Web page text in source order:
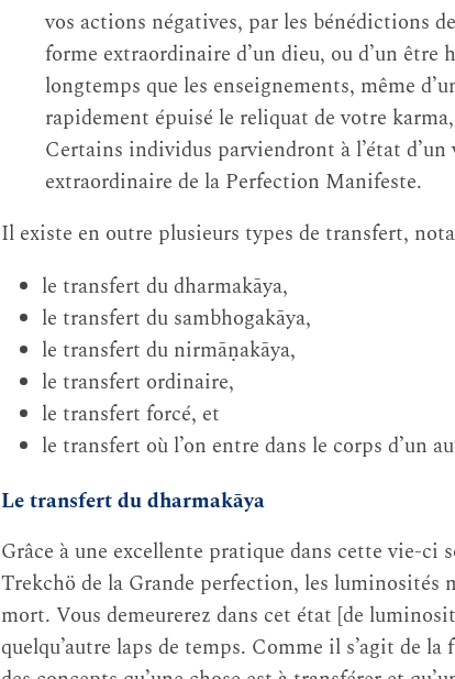
vos actions négatives, par les bénédictions
forme extraordinaire d’un dieu, ou d’un être
longtemps que les enseignements, même
rapidement épuisé le reliquat de votre
Certains individus parviendront à l’état
extraordinaire de la Perfection Manifeste.
Il existe en outre plusieurs types de transfert,
le transfert du dharmakāya,
le transfert du sambhogakāya,
le transfert du nirmāṇakāya,
le transfert ordinaire,
le transfert forcé, et
le transfert où l’on entre dans le corps d’un
Le transfert du dharmakāya
Grâce à une excellente pratique dans cette vie-
Trekchö de la Grande perfection, les
mort. Vous demeurerez dans cet état [de
quelqu’autre laps de temps. Comme il s’agit de